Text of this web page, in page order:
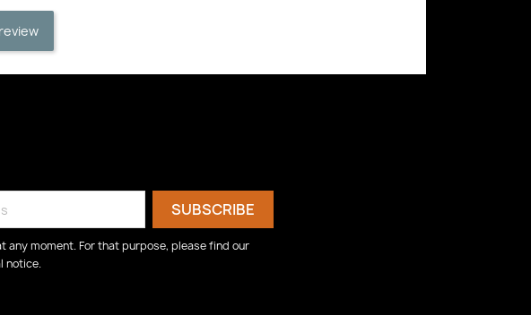
any moment. For that purpose, please find our
notice.